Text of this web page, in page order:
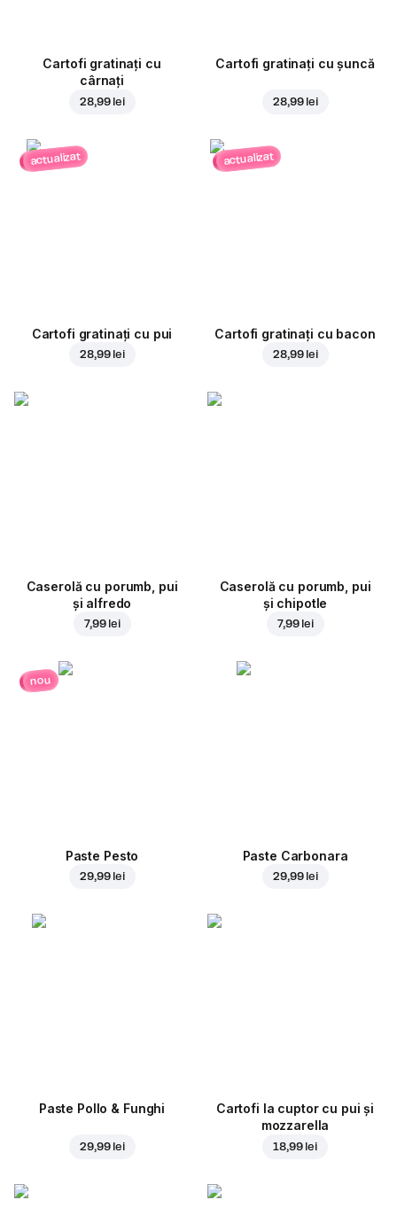
Cartofi gratinați cu
cârnați
28,99 lei
Cartofi gratinați cu șuncă
28,99 lei
actualizat
Cartofi gratinați cu pui
28,99 lei
actualizat
Cartofi gratinați cu bacon
28,99 lei
Caserolă cu porumb, pui
și alfredo
7,99 lei
Caserolă cu porumb, pui
și chipotle
7,99 lei
nou
Paste Pesto
29,99 lei
Paste Carbonara
29,99 lei
Paste Pollo & Funghi
29,99 lei
Cartofi la cuptor cu pui și
mozzarella
18,99 lei